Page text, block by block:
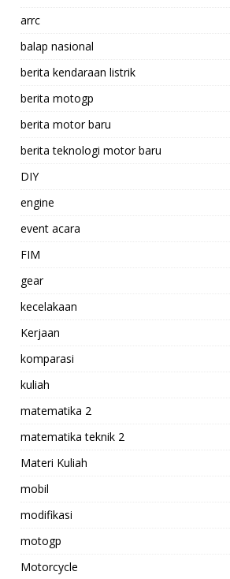
arrc
balap nasional
berita kendaraan listrik
berita motogp
berita motor baru
berita teknologi motor baru
DIY
engine
event acara
FIM
gear
kecelakaan
Kerjaan
komparasi
kuliah
matematika 2
matematika teknik 2
Materi Kuliah
mobil
modifikasi
motogp
Motorcycle